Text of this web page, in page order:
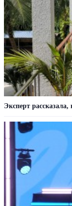
Эксперт